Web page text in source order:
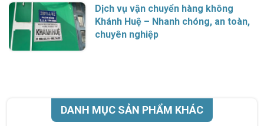
Dịch vụ vận chuyển hàng không
Khánh Huệ – Nhanh chóng, an toàn,
chuyên nghiệp
DANH MỤC SẢN PHẨM KHÁC